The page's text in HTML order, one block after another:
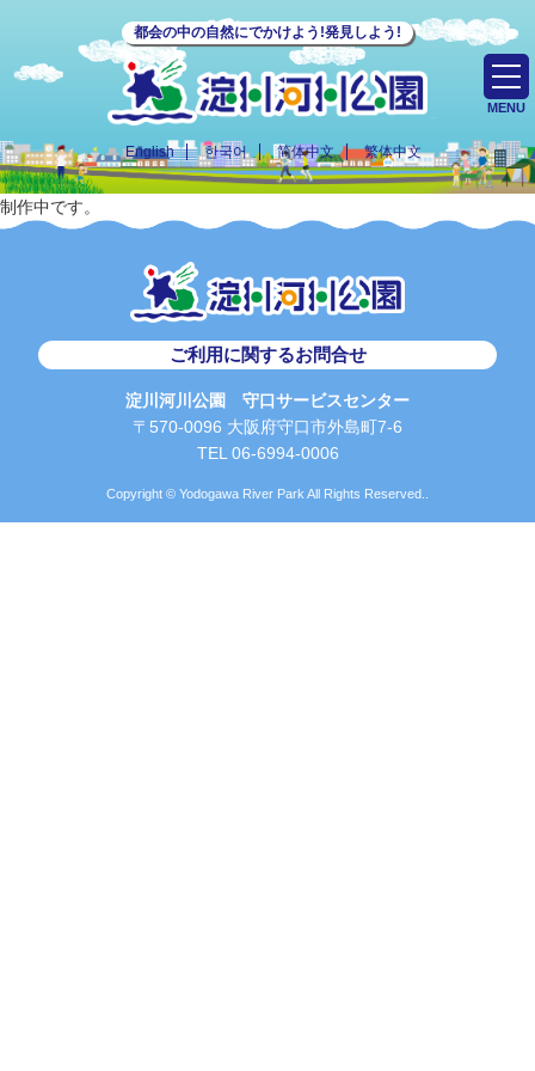
都会の中の自然にでかけよう!発見しよう!
English 한국어 简体中文 繁体中文
MENU
制作中です。
ご利用に関するお問合せ
淀川河川公園 守口サービスセンター
〒570-0096 大阪府守口市外島町7-6
TEL 06-6994-0006
Copyright © Yodogawa River Park All Rights Reserved..